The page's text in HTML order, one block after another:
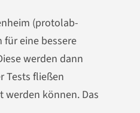
(protolab-
für eine bessere
werden dann
Tests fließen
können. Das